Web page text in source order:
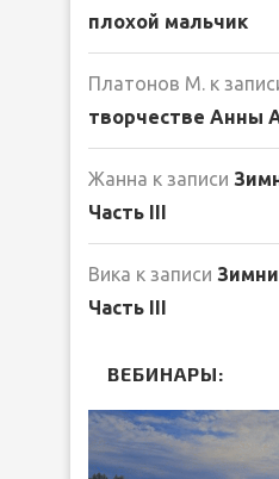
плохой мальчик
Платонов М. к
творчестве Анны
Жанна к записи
Часть III
Вика к записи
Часть III
ВЕБИНАРЫ: